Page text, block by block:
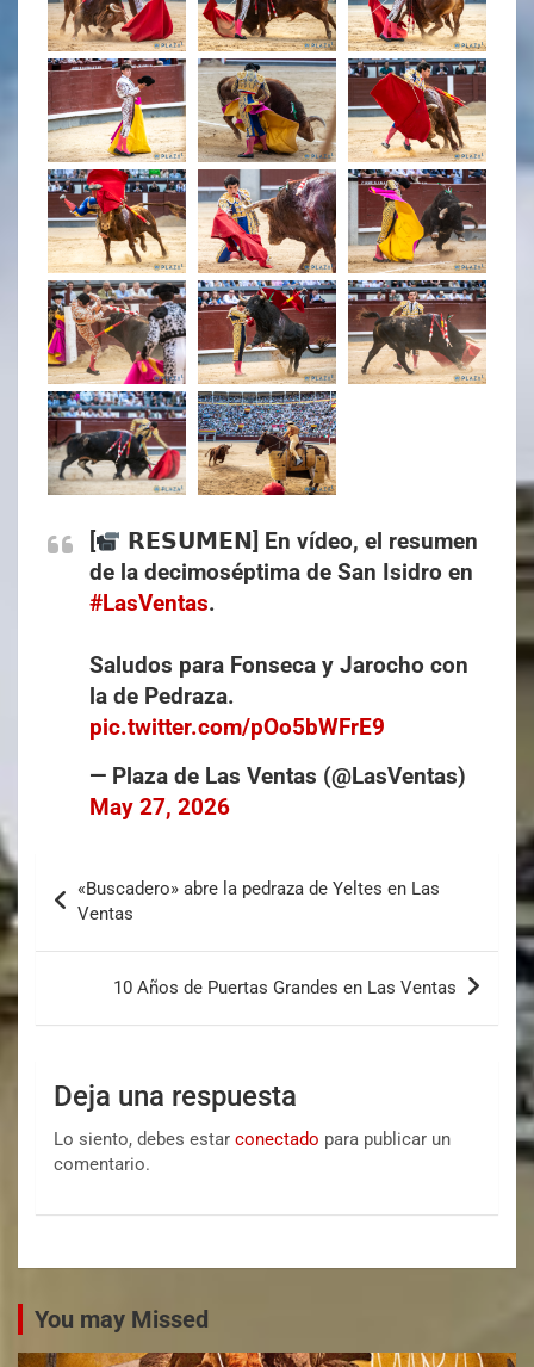
[
𝗥𝗘𝗦𝗨𝗠𝗘𝗡] En vídeo, el resumen
de la decimoséptima de San Isidro en
#LasVentas.
Saludos para Fonseca y Jarocho con
la de Pedraza.
pic.twitter.com/pOo5bWFrE9
— Plaza de Las Ventas (@LasVentas)
May 27, 2026
«Buscadero» abre la pedraza de Yeltes en Las
Ventas
10 Años de Puertas Grandes en Las Ventas
Deja una respuesta
Lo siento, debes estar conectado para publicar un
comentario.
You may Missed